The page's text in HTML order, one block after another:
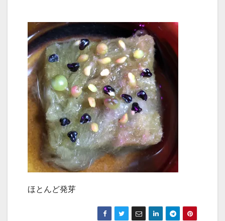
ほとんど発芽